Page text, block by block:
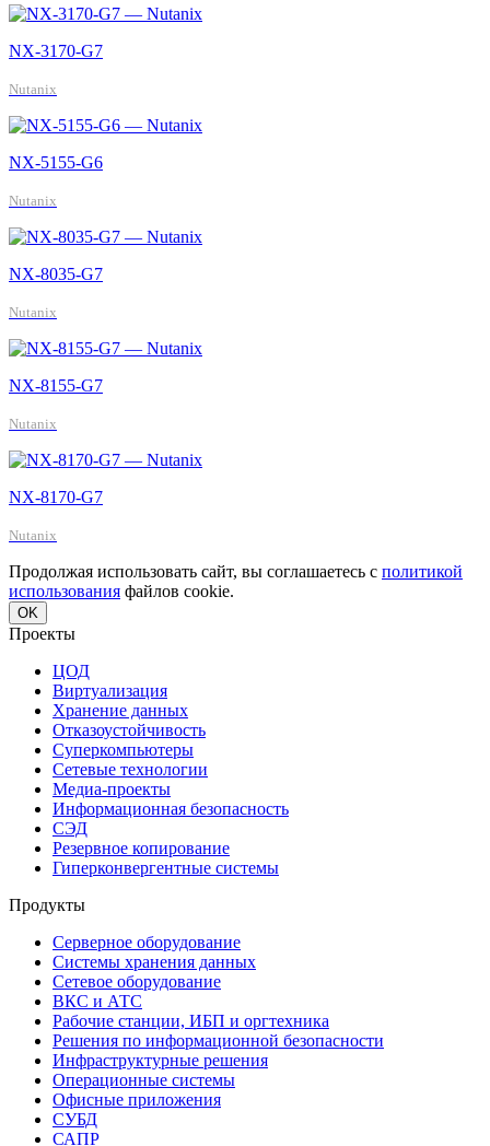
NX-3170-G7
Nutanix
NX-5155-G6
Nutanix
NX-8035-G7
Nutanix
NX-8155-G7
Nutanix
NX-8170-G7
Nutanix
Продолжая использовать сайт, вы соглашаетесь с политикой
использования файлов cookie.
OK
Проекты
ЦОД
Виртуализация
Хранение данных
Отказоустойчивость
Суперкомпьютеры
Сетевые технологии
Медиа-проекты
Информационная безопасность
СЭД
Резервное копирование
Гиперконвергентные системы
Продукты
Серверное оборудование
Системы хранения данных
Сетевое оборудование
ВКС и АТС
Рабочие станции, ИБП и оргтехника
Решения по информационной безопасности
Инфраструктурные решения
Операционные системы
Офисные приложения
СУБД
САПР